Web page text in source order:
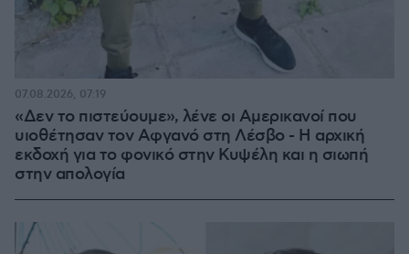
«Δεν το πιστεύουμε», λένε οι Αμερικανοί που
υιοθέτησαν τον Αφγανό στη Λέσβο - Η αρχική
εκδοχή για το φονικό στην Κυψέλη και η σιωπή
στην απολογία
07.08.2026, 07:19